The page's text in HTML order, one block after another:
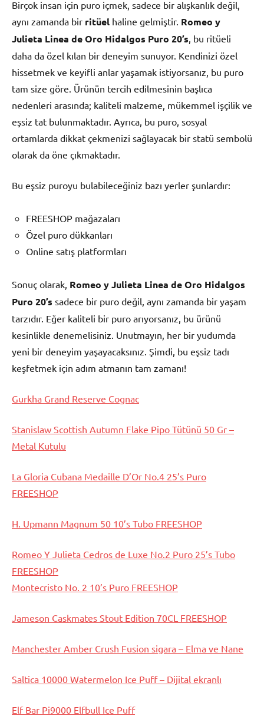
Birçok insan için puro içmek, sadece bir alışkanlık değil,
aynı zamanda bir ritüel haline gelmiştir. Romeo y
Julieta Linea de Oro Hidalgos Puro 20’s, bu ritüeli
daha da özel kılan bir deneyim sunuyor. Kendinizi özel
hissetmek ve keyifli anlar yaşamak istiyorsanız, bu puro
tam size göre. Ürünün tercih edilmesinin başlıca
nedenleri arasında; kaliteli malzeme, mükemmel işçilik ve
eşsiz tat bulunmaktadır. Ayrıca, bu puro, sosyal
ortamlarda dikkat çekmenizi sağlayacak bir statü sembolü
olarak da öne çıkmaktadır.
Bu eşsiz puroyu bulabileceğiniz bazı yerler şunlardır:
FREESHOP mağazaları
Özel puro dükkanları
Online satış platformları
Sonuç olarak, Romeo y Julieta Linea de Oro Hidalgos
Puro 20’s sadece bir puro değil, aynı zamanda bir yaşam
tarzıdır. Eğer kaliteli bir puro arıyorsanız, bu ürünü
kesinlikle denemelisiniz. Unutmayın, her bir yudumda
yeni bir deneyim yaşayacaksınız. Şimdi, bu eşsiz tadı
keşfetmek için adım atmanın tam zamanı!
Gurkha Grand Reserve Cognac
Stanislaw Scottish Autumn Flake Pipo Tütünü 50 Gr –
Metal Kutulu
La Gloria Cubana Medaille D’Or No.4 25’s Puro
FREESHOP
H. Upmann Magnum 50 10’s Tubo FREESHOP
Romeo Y Julieta Cedros de Luxe No.2 Puro 25’s Tubo
FREESHOP
Montecristo No. 2 10’s Puro FREESHOP
Jameson Caskmates Stout Edition 70CL FREESHOP
Manchester Amber Crush Fusion sigara – Elma ve Nane
Saltica 10000 Watermelon Ice Puff – Dijital ekranlı
Elf Bar Pi9000 Elfbull Ice Puff